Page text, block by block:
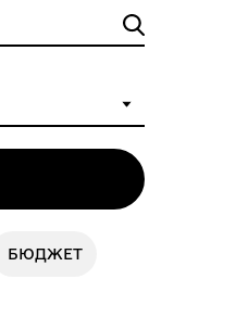
БЮДЖЕТ